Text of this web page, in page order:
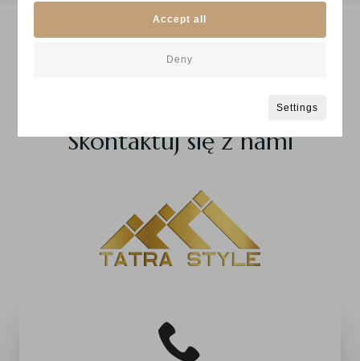
potrzebujesz pomocy?
Skontaktuj się z nami
Settings
Deny
Accept all